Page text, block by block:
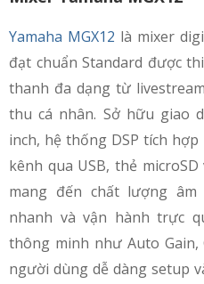
Yamaha MGX12 là mixer
đạt chuẩn Standard được
thanh đa dạng từ
thu cá nhân. Sở hữu giao
inch, hệ thống DSP tích
kênh qua USB, thẻ
mang đến chất lượng
nhanh và vận hành trực
thông minh như Auto Gain,
người dùng dễ dàng setup